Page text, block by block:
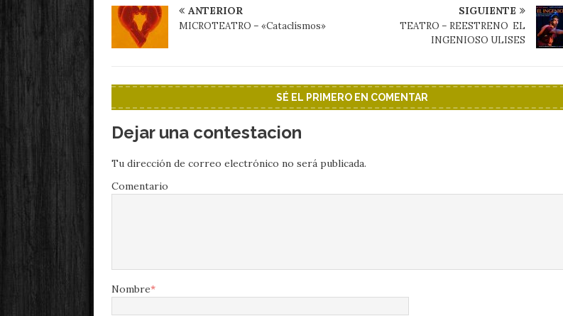
ANTERIOR
MICROTEATRO – «Cataclísmos»
SIGUIENTE
TEATRO – REESTRENO EL
INGENIOSO ULISES
SÉ EL PRIMERO EN COMENTAR
Dejar una contestacion
Tu dirección de correo electrónico no será publicada.
Comentario
Nombre*